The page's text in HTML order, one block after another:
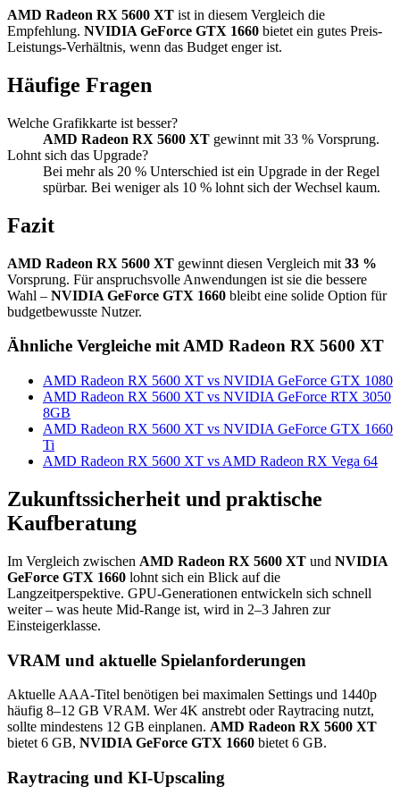
AMD Radeon RX 5600 XT ist in diesem Vergleich die
Empfehlung. NVIDIA GeForce GTX 1660 bietet ein gutes Preis-
Leistungs-Verhältnis, wenn das Budget enger ist.
Häufige Fragen
Welche Grafikkarte ist besser?
AMD Radeon RX 5600 XT gewinnt mit 33 % Vorsprung.
Lohnt sich das Upgrade?
Bei mehr als 20 % Unterschied ist ein Upgrade in der Regel
spürbar. Bei weniger als 10 % lohnt sich der Wechsel kaum.
Fazit
AMD Radeon RX 5600 XT gewinnt diesen Vergleich mit 33 %
Vorsprung. Für anspruchsvolle Anwendungen ist sie die bessere
Wahl – NVIDIA GeForce GTX 1660 bleibt eine solide Option für
budgetbewusste Nutzer.
Ähnliche Vergleiche mit AMD Radeon RX 5600 XT
AMD Radeon RX 5600 XT vs NVIDIA GeForce GTX 1080
AMD Radeon RX 5600 XT vs NVIDIA GeForce RTX 3050
8GB
AMD Radeon RX 5600 XT vs NVIDIA GeForce GTX 1660
Ti
AMD Radeon RX 5600 XT vs AMD Radeon RX Vega 64
Zukunftssicherheit und praktische
Kaufberatung
Im Vergleich zwischen AMD Radeon RX 5600 XT und NVIDIA
GeForce GTX 1660 lohnt sich ein Blick auf die
Langzeitperspektive. GPU-Generationen entwickeln sich schnell
weiter – was heute Mid-Range ist, wird in 2–3 Jahren zur
Einsteigerklasse.
VRAM und aktuelle Spielanforderungen
Aktuelle AAA-Titel benötigen bei maximalen Settings und 1440p
häufig 8–12 GB VRAM. Wer 4K anstrebt oder Raytracing nutzt,
sollte mindestens 12 GB einplanen. AMD Radeon RX 5600 XT
bietet 6 GB, NVIDIA GeForce GTX 1660 bietet 6 GB.
Raytracing und KI-Upscaling